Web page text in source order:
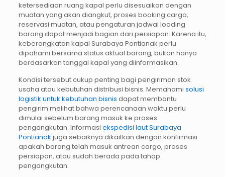
ketersediaan ruang kapal perlu disesuaikan dengan
muatan yang akan diangkut, proses booking cargo,
reservasi muatan, atau pengaturan jadwal loading
barang dapat menjadi bagian dari persiapan. Karena itu,
keberangkatan kapal Surabaya Pontianak perlu
dipahami bersama status aktual barang, bukan hanya
berdasarkan tanggal kapal yang diinformasikan.
Kondisi tersebut cukup penting bagi pengiriman stok
usaha atau kebutuhan distribusi bisnis. Memahami solusi
logistik untuk kebutuhan bisnis dapat membantu
pengirim melihat bahwa perencanaan waktu perlu
dimulai sebelum barang masuk ke proses
pengangkutan. Informasi ekspedisi laut Surabaya
Pontianak juga sebaiknya dikaitkan dengan konfirmasi
apakah barang telah masuk antrean cargo, proses
persiapan, atau sudah berada pada tahap
pengangkutan.